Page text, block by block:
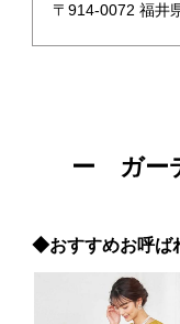
〒914-0072 福井
ー ガー
◆おすすめお呼ば